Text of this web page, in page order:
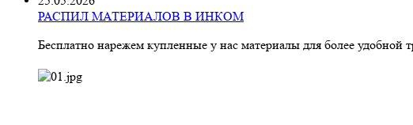
РАСПИЛ МАТЕРИАЛОВ В ИНКОМ
Бесплатно нарежем купленные у нас материалы для более удобной